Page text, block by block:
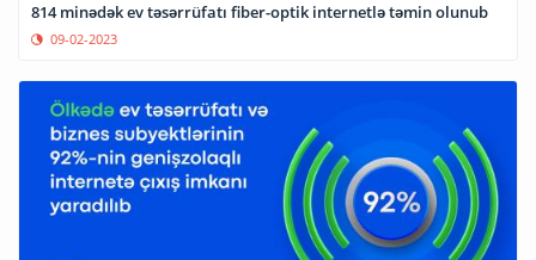
814 minədək ev təsərrüfatı fiber-optik internetlə təmin olunub
09-02-2023